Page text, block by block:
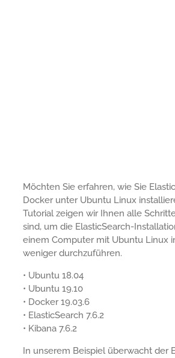
Möchten Sie erfahren, wie Sie
Docker unter Ubuntu Linux
Tutorial zeigen wir Ihnen alle
sind, um die ElasticSearch-
einem Computer mit Ubuntu Linux
weniger durchzuführen.
• Ubuntu 18.04
• Ubuntu 19.10
• Docker 19.03.6
• ElasticSearch 7.6.2
• Kibana 7.6.2
In unserem Beispiel überwacht der